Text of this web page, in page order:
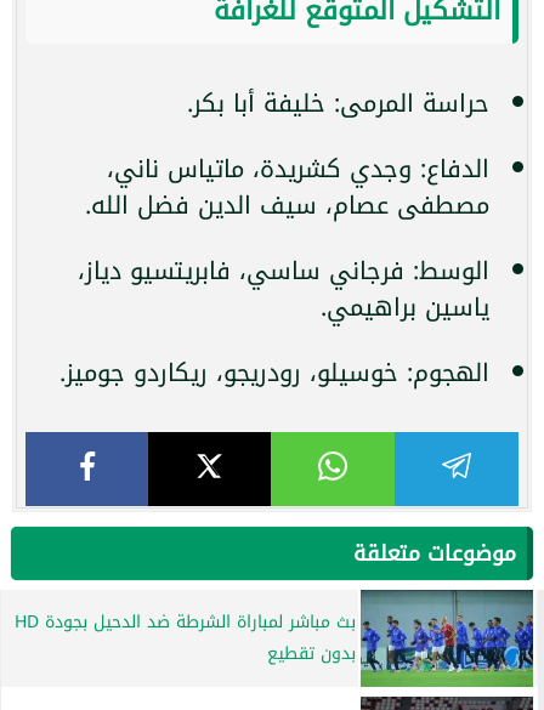
التشكيل المتوقع للغرافة
حراسة المرمى: خليفة أبا بكر.
الدفاع: وجدي كشريدة، ماتياس ناني،
مصطفى عصام، سيف الدين فضل الله.
الوسط: فرجاني ساسي، فابريتسيو دياز،
ياسين براهيمي.
الهجوم: خوسيلو، رودريجو، ريكاردو جوميز.
موضوعات متعلقة
بث مباشر لمباراة الشرطة ضد الدحيل بجودة HD
بدون تقطيع